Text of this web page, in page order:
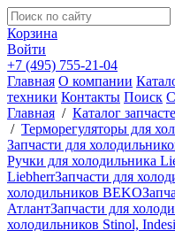
Корзина
Войти
+7 (495) 755-21-04
Главная О компании
техники Контакты Поиск
Главная / Каталог
/ Терморегуляторы для
Запчасти для
Ручки для холодильника
LiebherrЗапчасти для
холодильников BEKO
АтлантЗапчасти для
холодильников Stinol,